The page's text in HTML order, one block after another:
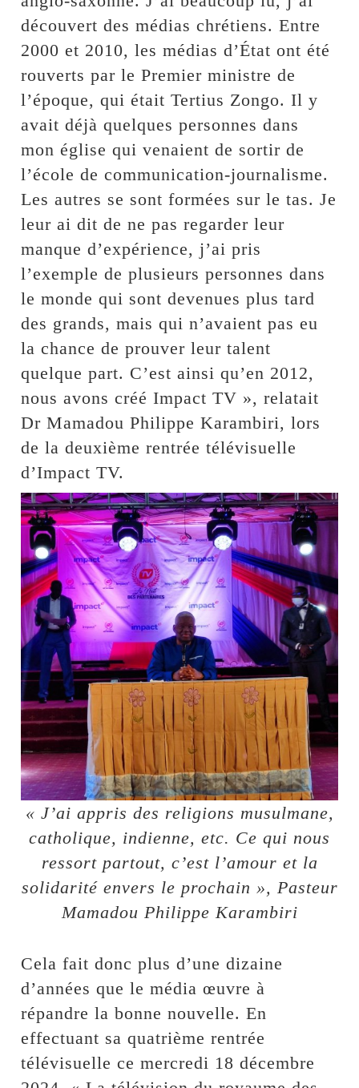
découvert des médias chrétiens. Entre
2000 et 2010, les médias d’État ont été
rouverts par le Premier ministre de
l’époque, qui était Tertius Zongo. Il y
avait déjà quelques personnes dans
mon église qui venaient de sortir de
l’école de communication-journalisme.
Les autres se sont formées sur le tas. Je
leur ai dit de ne pas regarder leur
manque d’expérience, j’ai pris
l’exemple de plusieurs personnes dans
le monde qui sont devenues plus tard
des grands, mais qui n’avaient pas eu
la chance de prouver leur talent
quelque part. C’est ainsi qu’en 2012,
nous avons créé Impact TV », relatait
Dr Mamadou Philippe Karambiri, lors
de la deuxième rentrée télévisuelle
d’Impact TV.
« J’ai appris des religions musulmane,
catholique, indienne, etc. Ce qui nous
ressort partout, c’est l’amour et la
solidarité envers le prochain », Pasteur
Mamadou Philippe Karambiri
Cela fait donc plus d’une dizaine
d’années que le média œuvre à
répandre la bonne nouvelle. En
effectuant sa quatrième rentrée
télévisuelle ce mercredi 18 décembre